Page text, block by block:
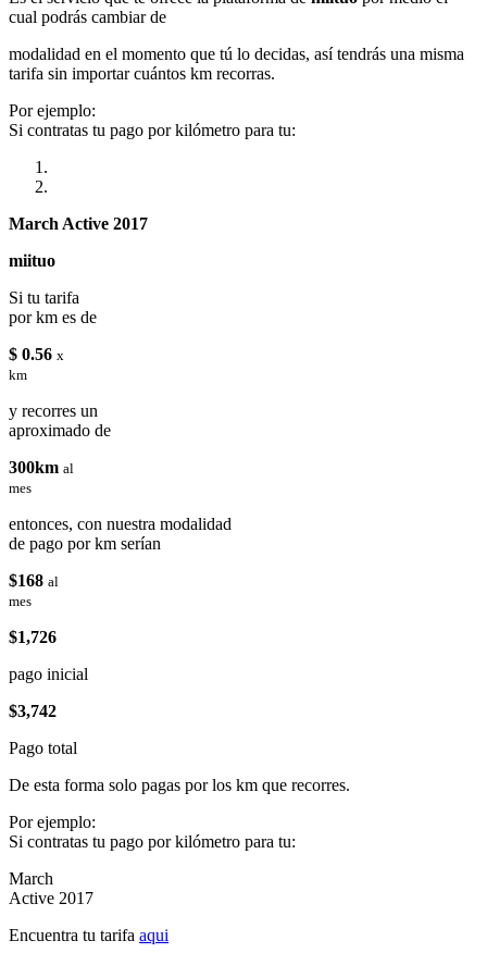
cual podrás cambiar de
modalidad en el momento que tú lo decidas, así tendrás una misma
tarifa sin importar cuántos km recorras.
Por ejemplo:
Si contratas tu pago por kilómetro para tu:
March Active 2017
miituo
Si tu tarifa
por km es de
$ 0.56 x
km
y recorres un
aproximado de
300km al
mes
entonces, con nuestra modalidad
de pago por km serían
$168 al
mes
$1,726
pago inicial
$3,742
Pago total
De esta forma solo pagas por los km que recorres.
Por ejemplo:
Si contratas tu pago por kilómetro para tu:
March
Active 2017
Encuentra tu tarifa aqui